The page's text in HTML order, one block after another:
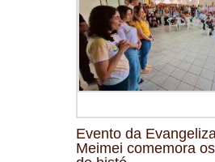
Evento da
Meimei comemora